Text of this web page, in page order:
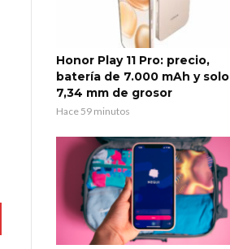
Honor Play 11 Pro: precio,
batería de 7.000 mAh y solo
7,34 mm de grosor
Hace 59 minutos